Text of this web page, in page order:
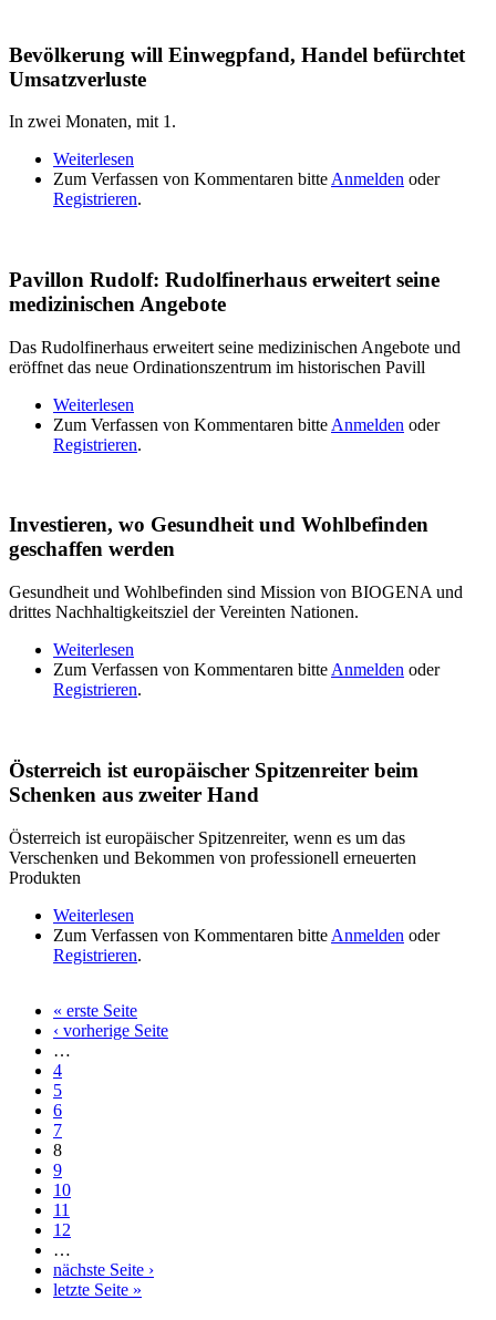
Bevölkerung will Einwegpfand, Handel befürchtet
Umsatzverluste
In zwei Monaten, mit 1.
Weiterlesen
befürchtet Umsatzverluste
Zum Verfassen von Kommentaren bitte Anmelden oder
Registrieren.
Pavillon Rudolf: Rudolfinerhaus erweitert seine
medizinischen Angebote
Das Rudolfinerhaus erweitert seine medizinischen Angebote und
eröffnet das neue Ordinationszentrum im historischen Pavill
Weiterlesen
seine medizinischen Angebote
Zum Verfassen von Kommentaren bitte Anmelden oder
Registrieren.
Investieren, wo Gesundheit und Wohlbefinden
geschaffen werden
Gesundheit und Wohlbefinden sind Mission von BIOGENA und
drittes Nachhaltigkeitsziel der Vereinten Nationen.
Weiterlesen
geschaffen werden
Zum Verfassen von Kommentaren bitte Anmelden oder
Registrieren.
Österreich ist europäischer Spitzenreiter beim
Schenken aus zweiter Hand
Österreich ist europäischer Spitzenreiter, wenn es um das
Verschenken und Bekommen von professionell erneuerten
Produkten
Weiterlesen
Schenken aus zweiter Hand
Zum Verfassen von Kommentaren bitte Anmelden oder
Registrieren.
Seiten« erste Seite
‹ vorherige Seite
…
4
5
6
7
8
9
10
11
12
…
nächste Seite ›
letzte Seite »